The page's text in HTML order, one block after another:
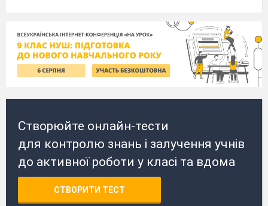
Створюйте онлайн-тести
для контролю знань і залучення учнів
до активної роботи у класі та вдома
СТВОРИТИ ТЕСТ